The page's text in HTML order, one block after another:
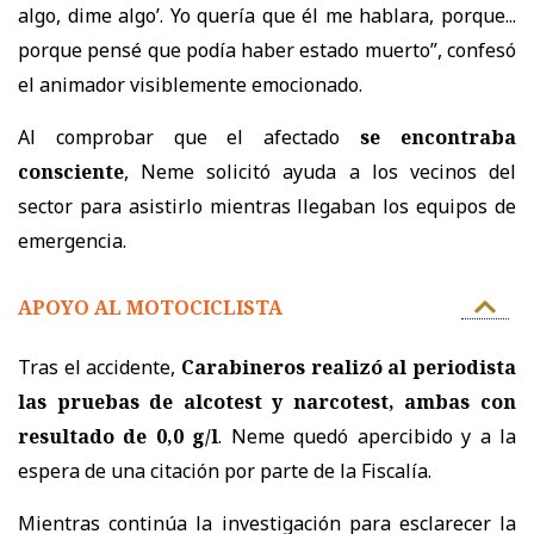
algo, dime algo’. Yo quería que él me hablara, porque...
porque pensé que podía haber estado muerto”, confesó
el animador visiblemente emocionado.
Al comprobar que el afectadose encontraba
consciente, Neme solicitó ayuda a los vecinos del
sector para asistirlo mientras llegaban los equipos de
emergencia.
APOYO AL MOTOCICLISTA
Tras el accidente, Carabineros realizó al periodista
las pruebas de alcotest y narcotest, ambas con
resultado de 0,0 g/l. Neme quedó apercibido y a la
espera de una citación por parte de la Fiscalía.
Mientras continúa la investigación para esclarecer la